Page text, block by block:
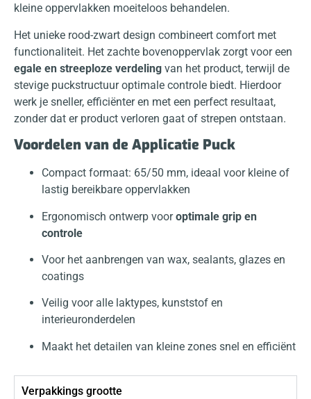
kleine oppervlakken moeiteloos behandelen.
Het unieke rood-zwart design combineert comfort met
functionaliteit. Het zachte bovenoppervlak zorgt voor een
egale en streeploze verdeling van het product, terwijl de
stevige puckstructuur optimale controle biedt. Hierdoor
werk je sneller, efficiënter en met een perfect resultaat,
zonder dat er product verloren gaat of strepen ontstaan.
Voordelen van de Applicatie Puck
Compact formaat: 65/50 mm, ideaal voor kleine of
lastig bereikbare oppervlakken
Ergonomisch ontwerp vooroptimale grip en
controle
Voor het aanbrengen van wax, sealants, glazes en
coatings
Veilig voor alle laktypes, kunststof en
interieuronderdelen
Maakt het detailen van kleine zones snel en efficiënt
Verpakkings grootte